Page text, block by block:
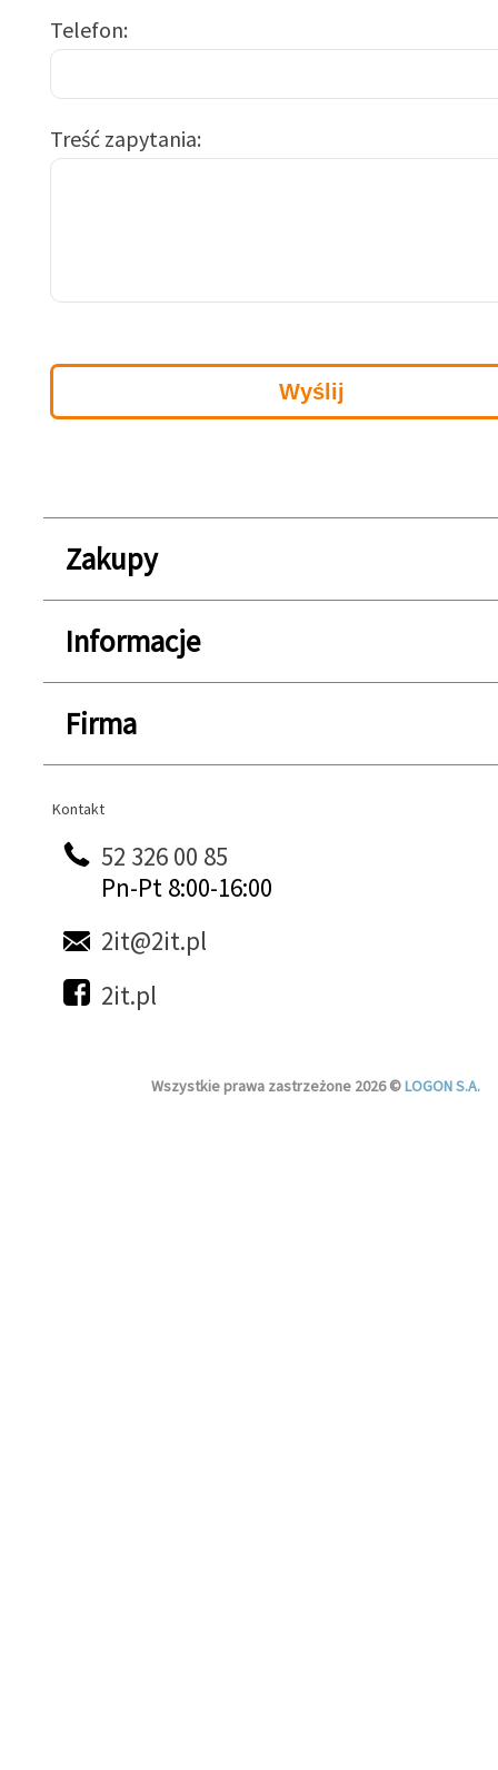
Telefon
Treść zapytania
Zakupy
Informacje
Firma
Kontakt
Kontakt
52 326 00 85
Pn-Pt 8:00-16:00
2it@2it.pl
2it.pl
Wszystkie prawa zastrzeżone 2026 ©LOGON S.A.